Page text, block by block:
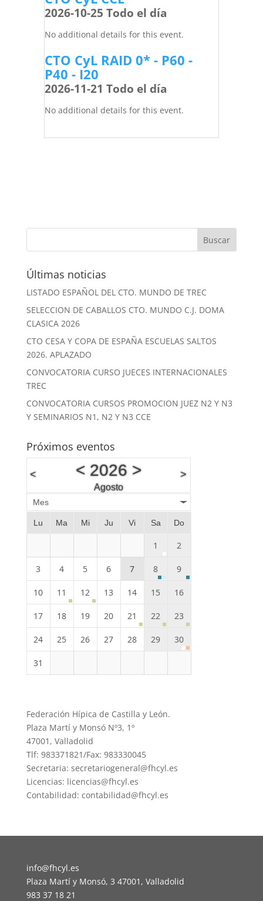
2026-10-25 Todo el día
No additional details for this event.
CTO CyL RAID 0* - P60 -
P40 - I20
2026-11-21 Todo el día
No additional details for this event.
Últimas noticias
LISTADO ESPAÑOL DEL CTO. MUNDO DE TREC
SELECCION DE CABALLOS CTO. MUNDO C.J. DOMA
CLASICA 2026
CTO CESA Y COPA DE ESPAÑA ESCUELAS SALTOS
2026. APLAZADO
CONVOCATORIA CURSO JUECES INTERNACIONALES
TREC
CONVOCATORIA CURSOS PROMOCION JUEZ N2 Y N3
Y SEMINARIOS N1, N2 Y N3 CCE
Próximos eventos
< < 2026>
Agosto
>
Mes
Lu Ma Mi Ju Vi Sa Do
1 2
3 4 5 6 7 8 9
10 11 12 13 14 15 16
17 18 19 20 21 22 23
24 25 26 27 28 29 30
31
Federación Hípica de Castilla y León.
Plaza Martí y Monsó Nº3, 1º
47001, Valladolid
Tlf: 983371821/Fax: 983330045
Secretaria: secretariogeneral@fhcyl.es
Licencias: licencias@fhcyl.es
Contabilidad: contabilidad@fhcyl.es
info@fhcyl.es
Plaza Martí y Monsó, 3 47001, Valladolid
983 37 18 21